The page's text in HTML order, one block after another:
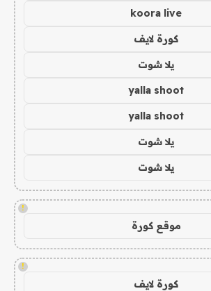
koora live
كورة لايف
يلا شوت
yalla shoot
yalla shoot
يلا شوت
يلا شوت
!
موقع كورة
!
كورة لايف